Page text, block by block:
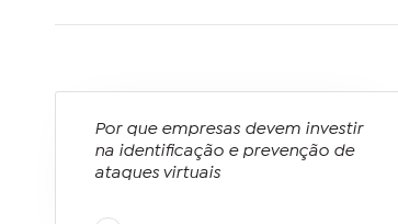
Por que empresas devem investir
na identificação e prevenção de
ataques virtuais